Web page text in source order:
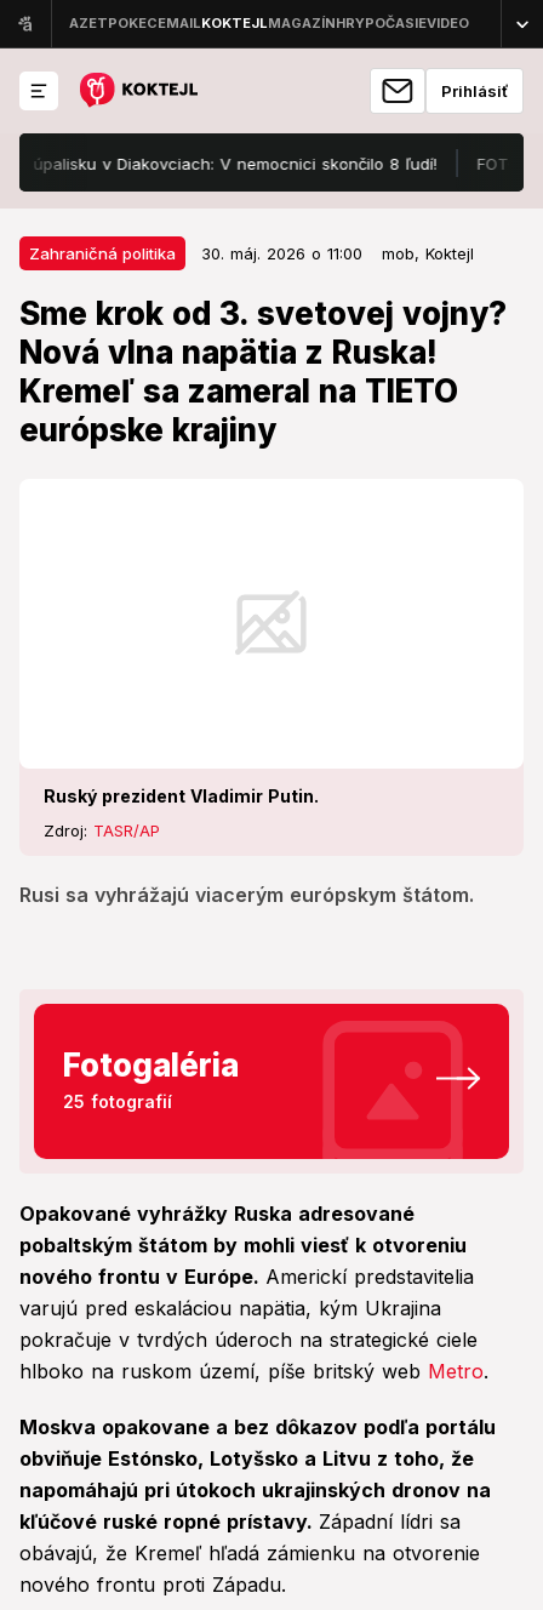
Prihlásiť
v Diakovciach: V nemocnici skončilo 8 ľudí! FOTO
Zahraničná politika 30. máj. 2026 o 11:00 mob, Koktejl
Sme krok od 3. svetovej vojny?
Nová vlna napätia z Ruska!
Kremeľ sa zameral na TIETO
európske krajiny
Ruský prezident Vladimir Putin.
Zdroj: TASR/AP
Rusi sa vyhrážajú viacerým európskym štátom.
Zahraničná politika 30. máj. 2026 o 11:00
Sme krok od 3. svetovej vojny?
Nová vlna napätia z Ruska!
Kremeľ sa zameral na TIETO
európske krajiny
Fotogaléria
25 fotografií
Opakované vyhrážky Ruska adresované
pobaltským štátom by mohli viesť k otvoreniu
nového frontu v Európe. Americkí predstavitelia
varujú pred eskaláciou napätia, kým Ukrajina
pokračuje v tvrdých úderoch na strategické ciele
hlboko na ruskom území, píše britský web Metro.
Moskva opakovane a bez dôkazov podľa portálu
obviňuje Estónsko, Lotyšsko a Litvu z toho, že
napomáhajú pri útokoch ukrajinských dronov na
kľúčové ruské ropné prístavy. Západní lídri sa
obávajú, že Kremeľ hľadá zámienku na otvorenie
nového frontu proti Západu.